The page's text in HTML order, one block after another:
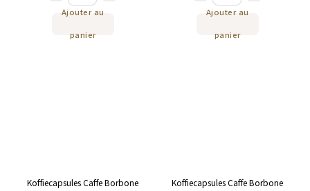
Ajouter au
panier
Ajouter au
panier
Koffiecapsules Caffe Borbone
Koffiecapsules Caffe Borbone